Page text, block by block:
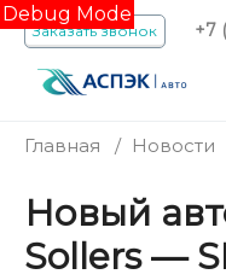
Debug Mode
Заказать звонок +7
Главная / Новости
Новый
Sollers —